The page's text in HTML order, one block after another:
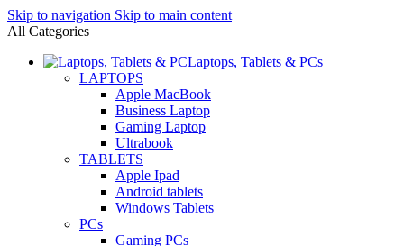
Skip to navigation Skip to main content
All Categories
Laptops, Tablets & PCs
LAPTOPS
Apple MacBook
Business Laptop
Gaming Laptop
Ultrabook
TABLETS
Apple Ipad
Android tablets
Windows Tablets
PCs
Gaming PCs